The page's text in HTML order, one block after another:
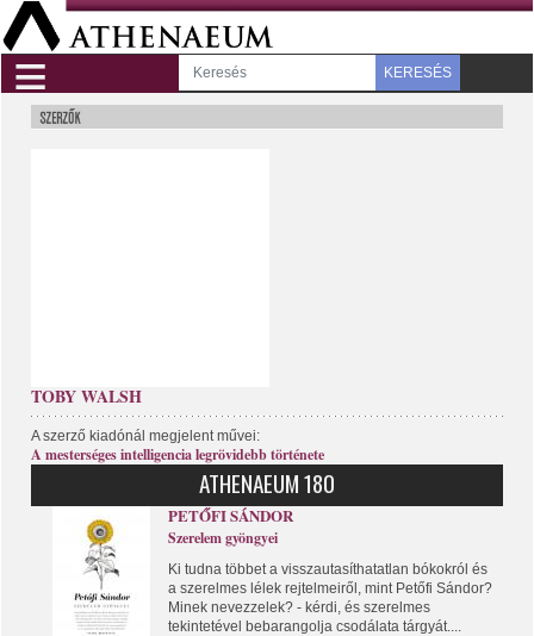
≡ KERESÉS
TOBY WALSH
A szerző kiadónál megjelent művei:
A mesterséges intelligencia legrövidebb története
ATHENAEUM 180
PETŐFI SÁNDOR
Szerelem gyöngyei
Ki tudna többet a visszautasíthatatlan bókokról és
a szerelmes lélek rejtelmeiről, mint Petőfi Sándor?
Minek nevezzelek? - kérdi, és szerelmes
tekintetével bebarangolja csodálata tárgyát....